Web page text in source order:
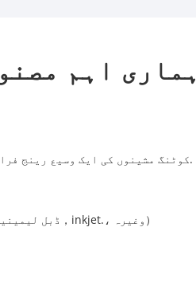
ہماری اہم
NEW STAR تھرمل لیمینیٹنگ مشینوں اور uv کوٹنگ مشینوں کی ایک وسیع رینج فراہم کرتا ہے۔ اور مکمل افعال کے ساتھ اپنی مرضی کے مطابق کیا جا سکتا ہے.
ڈبل ， inkjet.، وغیرہ ）